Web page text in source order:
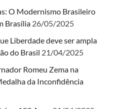
O Modernismo Brasileiro
Brasília 26/05/2025
Liberdade deve ser ampla
do Brasil 21/04/2025
Romeu Zema na
da Inconfidência